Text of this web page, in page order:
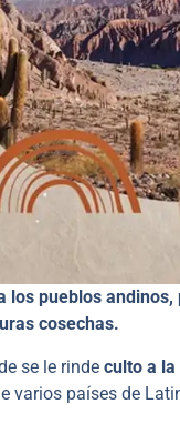
pueblos
cosechas.
se le rinde culto a
países de